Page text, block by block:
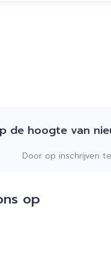
de hoogte van
Door op inschrijven
op